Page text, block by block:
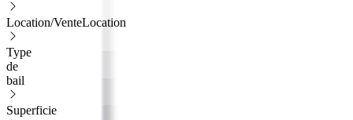
Location/VenteLocation
Type
de
bail
Superficie